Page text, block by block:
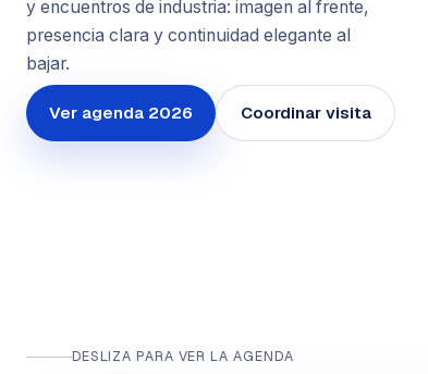
y encuentros de industria: imagen al frente,
presencia clara y continuidad elegante al
bajar.
Ver agenda 2026 Coordinar visita
DESLIZA PARA VER LA AGENDA